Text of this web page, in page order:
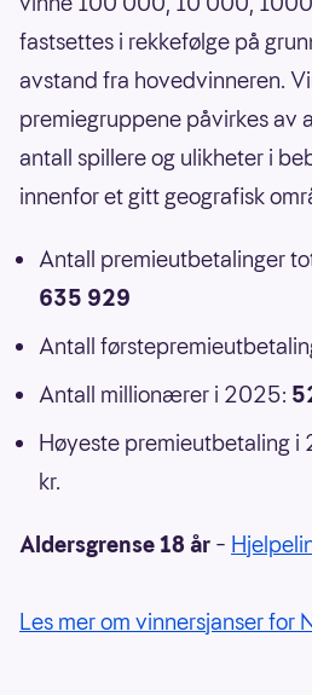
fastsettes i rekkefølge på
avstand fra hovedvinneren.
premiegruppene påvirkes av
antall spillere og ulikheter i
innenfor et gitt geografisk
Antall premieutbetalinger
635 929
Antall
Antall millionærer i 2025:
Høyeste premieutbetaling i
kr.
Aldersgrense 18 år –
Les mer om vinnersjanser for